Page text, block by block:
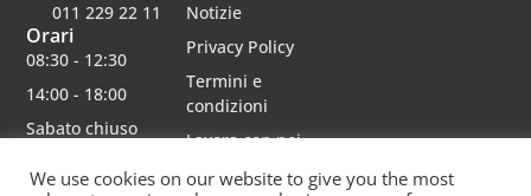
Notizie
Privacy Policy
Termini e
condizioni
Lavora con noi
011 229 22 11
Orari
08:30 - 12:30
14:00 - 18:00
Sabato chiuso
We use cookies on our website to give you the most